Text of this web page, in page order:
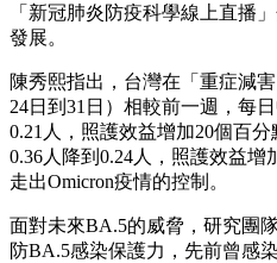
「新冠肺炎防疫科學線上直播
發展。
陳秀熙指出，台灣在「重症減
24日到31日）相較前一週，每
0.21人，照護效益增加20個百
0.36人降到0.24人，照護效益
走出Omicron疫情的控制。
面對未來BA.5的威脅，研究團
防BA.5感染保護力，先前曾感